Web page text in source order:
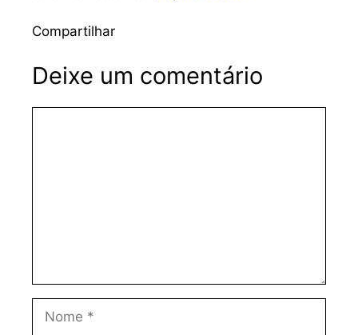
Compartilhar
Deixe um comentário